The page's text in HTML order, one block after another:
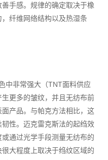
手感。规律的确定取决于橡
纤维网络结构以及热湿条
中非常强大（TNT面料供应
更多的皱纹，并且无纺布前
产品。与帕克方法相比，这
性。迈克雷克斯法的起绉效
通过光学手段测量无纺布的
大程度上取决于绉纹区域的